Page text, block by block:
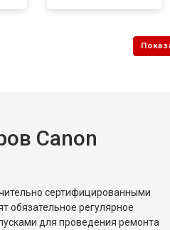
Canon
сертифицированными
обязательное регулярное
для проведения ремонта